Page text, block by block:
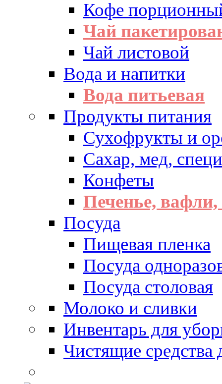
Кофе
Чай
Чай листовой
Вода и напитки
Вода питьевая
Продукты питания
Сухофрукты и
Сахар, мед,
Конфеты
Печенье,
Посуда
Пищевая пленка
Посуда
Посуда столовая
Молоко и сливки
Инвентарь для
Чистящие средства